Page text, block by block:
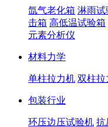
氙气老化箱 淋雨试
击箱 高低温试验箱
元素分析仪
材料力学
单柱拉力机 双柱拉
包装行业
环压边压试验机 抗